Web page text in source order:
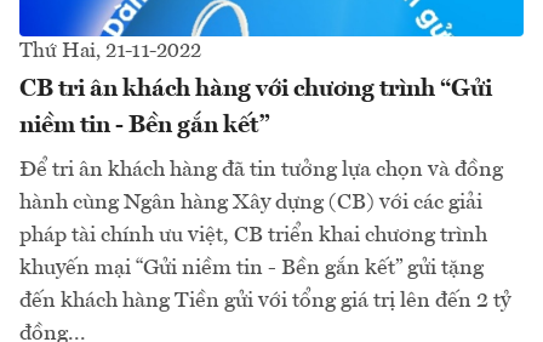
Thứ Hai, 21-11-2022
CB tri ân khách hàng với chương trình “Gửi
niềm tin - Bền gắn kết”
Để tri ân khách hàng đã tin tưởng lựa chọn và đồng
hành cùng Ngân hàng Xây dựng (CB) với các giải
pháp tài chính ưu việt, CB triển khai chương trình
khuyến mại “Gửi niềm tin - Bền gắn kết” gửi tặng
đến khách hàng Tiền gửi với tổng giá trị lên đến 2 tỷ
đồng...